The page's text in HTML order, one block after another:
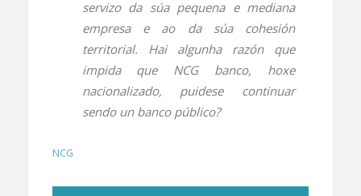
servizo da súa pequena e mediana
empresa e ao da súa cohesión
territorial. Hai algunha razón que
impida que NCG banco, hoxe
nacionalizado, puidese continuar
sendo un banco público?
NCG